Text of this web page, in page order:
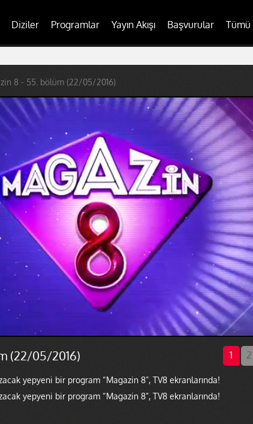
Diziler Programlar Yayın Akışı Başvurular Tümü
8 - 55. bölüm (22/05/2016)
(22/05/2016) 1 2
yepyeni bir program “Magazin 8”, TV8 ekranlarında!
yepyeni bir program “Magazin 8”, TV8 ekranlarında!